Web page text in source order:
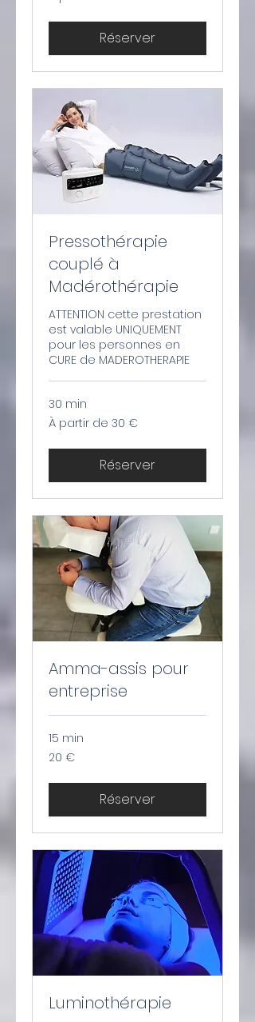
Réserver
Pressothérapie
couplé à
Madérothérapie
ATTENTION cette prestation
est valable UNIQUEMENT
pour les personnes en
CURE de MADEROTHERAPIE
30 min
À
partir
À partir de 30 €
Réserver
Amma-assis pour
entreprise
15 min
20
euros
20 €
Réserver
Luminothérapie